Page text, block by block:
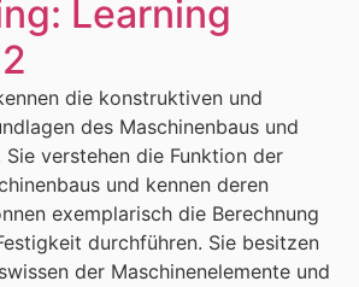
Learning
die konstruktiven und
des Maschinenbaus und
verstehen die Funktion der
und kennen deren
exemplarisch die Berechnung
durchführen. Sie besitzen
der Maschinenelemente und